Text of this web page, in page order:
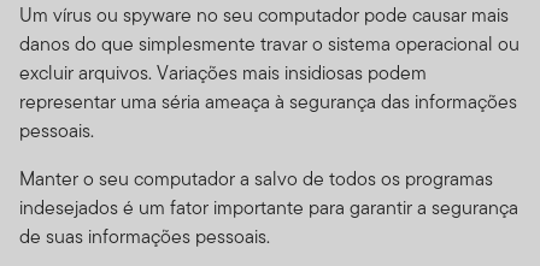
Um vírus ou spyware no seu computador pode causar mais
danos do que simplesmente travar o sistema operacional ou
excluir arquivos. Variações mais insidiosas podem
representar uma séria ameaça à segurança das informações
pessoais.
Manter o seu computador a salvo de todos os programas
indesejados é um fator importante para garantir a segurança
de suas informações pessoais.